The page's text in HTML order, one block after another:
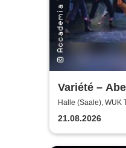
Variété –
See
Halle (Saale), WUK
21.08.2026